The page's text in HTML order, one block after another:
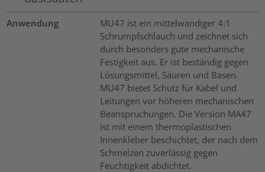
Anwendung
MU47 ist ein mittelwandiger 4:1
Schrumpfschlauch und zeichnet sich
durch besonders gute mechanische
Festigkeit aus. Er ist beständig gegen
Lösungsmittel, Säuren und Basen.
MU47 bietet Schutz für Kabel und
Leitungen vor höheren mechanischen
Beanspruchungen. Die Version MA47
ist mit einem thermoplastischen
Innenkleber beschichtet, der nach dem
Schmelzen zuverlässig gegen
Feuchtigkeit abdichtet.